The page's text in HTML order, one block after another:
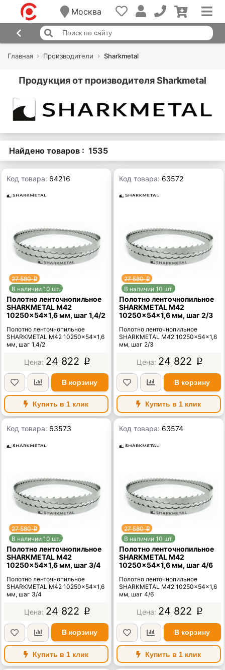
Москва
Главная Производители Sharkmetal
Продукция от производителя Sharkmetal
Найдено товаров : 1535
Код товара: 64216
27 580p
В наличии 10 шт.
Полотно ленточнопильное
SHARKMETAL M42
10250×54×1,6 мм, шаг 1,4/2
Полотно ленточнопильное
SHARKMETAL M42 10250×54×1,6
мм, шаг 1,4/2
24 822 p
В корзину
Купить в 1 клик
Код товара: 63572
27 580p
В наличии 10 шт.
Полотно ленточнопильное
SHARKMETAL M42
10250×54×1,6 мм, шаг 2/3
Полотно ленточнопильное
SHARKMETAL M42 10250×54×1,6
мм, шаг 2/3
24 822 p
В корзину
Купить в 1 клик
Код товара: 63573
27 580p
В наличии 10 шт.
Полотно ленточнопильное
SHARKMETAL M42
10250×54×1,6 мм, шаг 3/4
Полотно ленточнопильное
SHARKMETAL M42 10250×54×1,6
мм, шаг 3/4
24 822 p
В корзину
Купить в 1 клик
Код товара: 63574
27 580p
В наличии 10 шт.
Полотно ленточнопильное
SHARKMETAL M42
10250×54×1,6 мм, шаг 4/6
Полотно ленточнопильное
SHARKMETAL M42 10250×54×1,6
мм, шаг 4/6
24 822 p
В корзину
Купить в 1 клик